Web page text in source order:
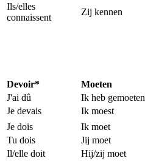
Ils/elles
connaissent
Zij kennen
Devoir*
Moeten
J'ai dû
Ik heb gemoeten
Je devais
Ik moest
Je dois
Ik moet
Tu dois
Jij moet
Il/elle doit
Hij/zij moet